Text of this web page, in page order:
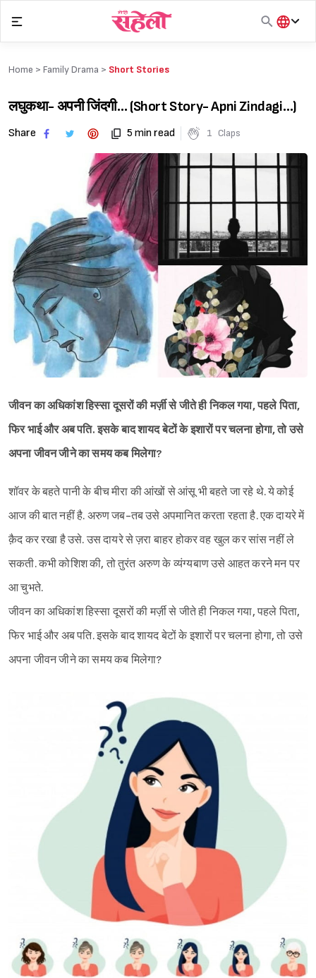
content
हिंदी
Home > Family Drama > Short Stories
लघुकथा- अपनी जिंदगी… (Short Story- Apni Zindagi…)
Share 5 min read 1 Claps
जीवन का अधिकांश हिस्सा दूसरों की मर्ज़ी से जीते ही निकल गया, पहले पिता,
फिर भाई और अब पति. इसके बाद शायद बेटों के इशारों पर चलना होगा, तो उसे
अपना जीवन जीने का समय कब मिलेगा?
शॉवर के बहते पानी के बीच मीरा की आंखों से आंसू भी बहते जा रहे थे. ये कोई
आज की बात नहीं है. अरुण जब-तब उसे अपमानित करता रहता है. एक दायरे में
क़ैद कर रखा है उसे. उस दायरे से ज़रा बाहर होकर वह खुल कर सांस नहीं ले
सकती. कभी कोशिश की, तो तुरंत अरुण के व्यंग्यबाण उसे आहत करने मन पर
आ चुभते.
जीवन का अधिकांश हिस्सा दूसरों की मर्ज़ी से जीते ही निकल गया, पहले पिता,
फिर भाई और अब पति. इसके बाद शायद बेटों के इशारों पर चलना होगा, तो उसे
अपना जीवन जीने का समय कब मिलेगा?